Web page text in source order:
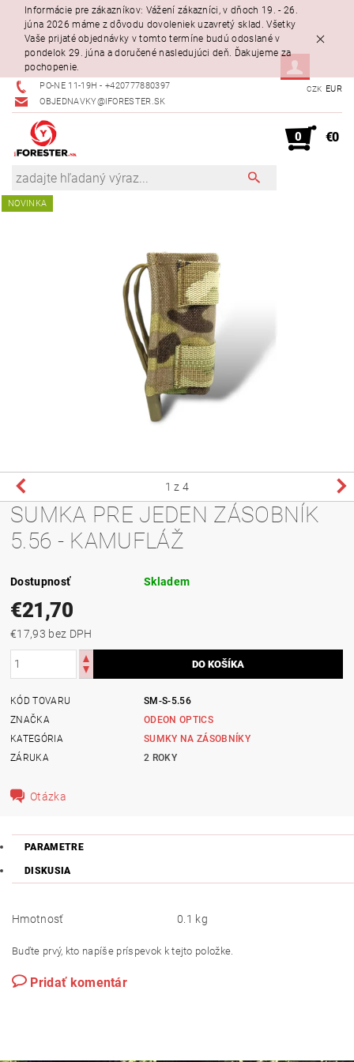
Informácie pre zákazníkov: Vážení zákazníci, v dňoch 19. - 26.
júna 2026 máme z dôvodu dovoleniek uzavretý sklad. Všetky
Vaše prijaté objednávky v tomto termíne budú odoslané v
pondelok 29. júna a doručené nasledujúci deň. Ďakujeme za
pochopenie.
PO-NE 11-19H - +420777880397
OBJEDNAVKY@IFORESTER.SK
CZK EUR
0 €0
NOVINKA
1 z 4
SUMKA PRE JEDEN ZÁSOBNÍK
5.56 - KAMUFLÁŽ
Dostupnosť Skladem
€21,70
€17,93 bez DPH
KÓD TOVARU
SM-S-5.56
ZNAČKA
ODEON OPTICS
KATEGÓRIA
SUMKY NA ZÁSOBNÍKY
ZÁRUKA
2 ROKY
Otázka
PARAMETRE
DISKUSIA
Hmotnosť 0.1 kg
Buďte prvý, kto napíše príspevok k tejto položke.
Pridať komentár